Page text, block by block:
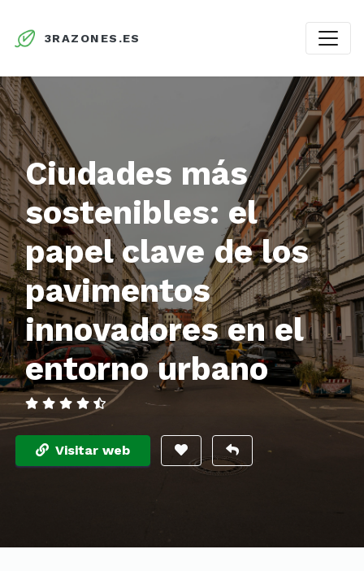
3RAZONES.ES
Ciudades más
sostenibles: el
papel clave de los
pavimentos
innovadores en el
entorno urbano
Visitar web